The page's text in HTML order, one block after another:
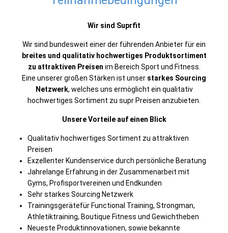
Wir sind Suprfit
Wir sind bundesweit einer der führenden Anbieter für ein
breites und qualitativ hochwertiges Produktsortiment
zu attraktiven Preisen im Bereich Sport und Fitness.
Eine unserer großen Stärken ist unser starkes Sourcing
Netzwerk, welches uns ermöglicht ein qualitativ
hochwertiges Sortiment zu supr Preisen anzubieten.
Unsere Vorteile auf einen Blick
Qualitativ hochwertiges Sortiment zu attraktiven
Preisen
Exzellenter Kundenservice durch persönliche Beratung
Jahrelange Erfahrung in der Zusammenarbeit mit
Gyms, Profisportvereinen und Endkunden
Sehr starkes Sourcing Netzwerk
Trainingsgerätefür Functional Training, Strongman,
Athletiktraining, Boutique Fitness und Gewichtheben
Neueste Produktinnovationen, sowie bekannte